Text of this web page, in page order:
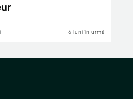
6 luni în urmă